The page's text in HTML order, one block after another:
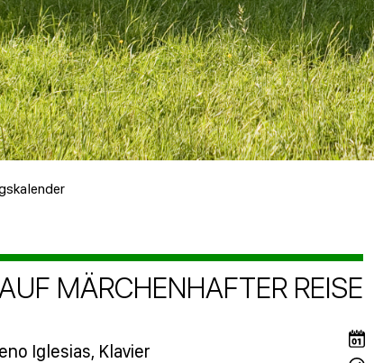
MÄRCHENHAFTER REISE
Iglesias, Klavier